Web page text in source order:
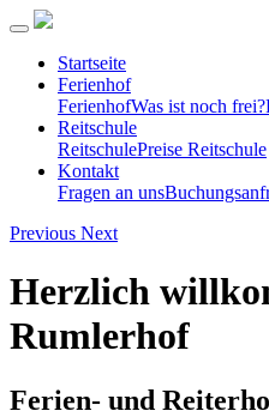
Startseite
Ferienhof
FerienhofWas ist noch frei?
Reitschule
ReitschulePreise Reitschule
Kontakt
Fragen an uns
Previous Next
Herzlich
Rumlerhof
Ferien- und